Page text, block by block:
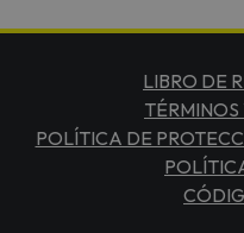
LIBRO DE
POLÍTICA DE